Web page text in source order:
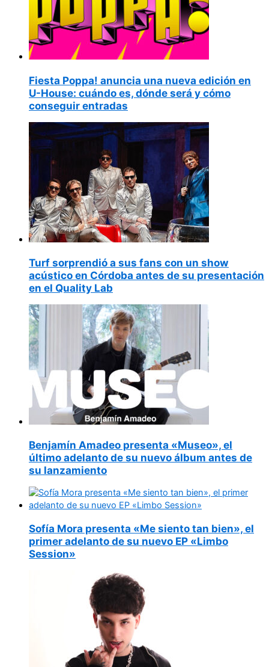
Fiesta Poppa! anuncia una nueva edición en
U-House: cuándo es, dónde será y cómo
conseguir entradas
Turf sorprendió a sus fans con un show
acústico en Córdoba antes de su presentación
en el Quality Lab
Benjamín Amadeo presenta «Museo», el
último adelanto de su nuevo álbum antes de
su lanzamiento
Sofía Mora presenta «Me siento tan bien», el
primer adelanto de su nuevo EP «Limbo
Session»